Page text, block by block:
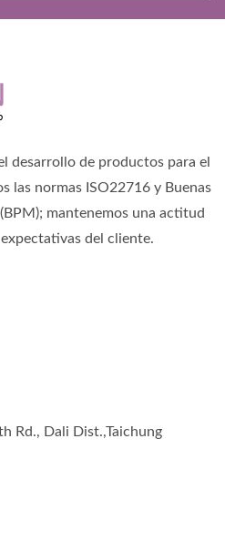
desarrollo de productos para el
las normas ISO22716 y Buenas
mantenemos una actitud
del cliente.
Rd., Dali Dist.,Taichung